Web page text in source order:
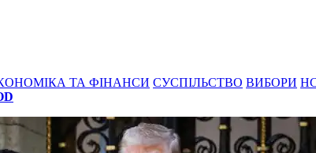
ТА ФІНАНСИ СУСПІЛЬСТВО ВИБОРИ